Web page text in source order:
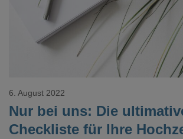
Nur bei uns: Die
Checkliste für Ihre
6. August 2022